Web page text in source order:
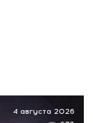
4 августа 2026